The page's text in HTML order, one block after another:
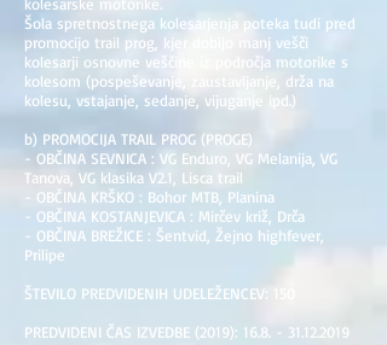
Šola spretnostnega kolesarjenja poteka tudi pred
promocijo trail prog, kjer dobijo manj vešči
kolesarji osnovne veščine iz področja motorike s
kolesom (pospeševanje, zaustavljanje, drža na
kolesu, vstajanje, sedanje, vijuganje ipd.)
b) PROMOCIJA TRAIL PROG (PROGE)
- OBČINA SEVNICA : VG Enduro, VG Melanija, VG
Tanova, VG klasika V2.1, Lisca trail
- OBČINA KRŠKO : Bohor MTB, Planina
- OBČINA KOSTANJEVICA : Mirčev križ, Drča
- OBČINA BREŽICE : Šentvid, Žejno highfever,
Prilipe
ŠTEVILO PREDVIDENIH UDELEŽENCEV: 150
PREDVIDENI ČAS IZVEDBE (2019): 16.8. - 31.12.2019